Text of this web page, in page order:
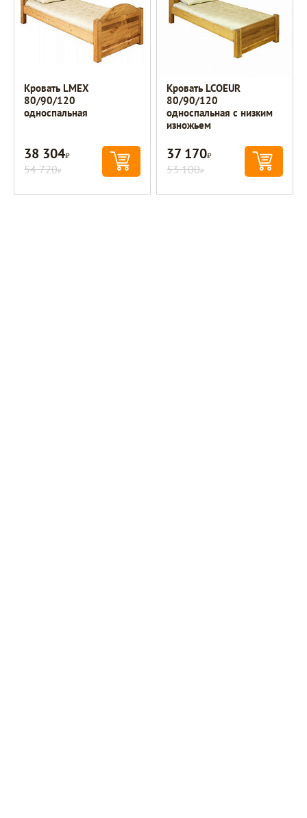
Кровать LMEX
80/90/120
односпальная
38 304Р
54 720Р
Кровать LCOEUR
80/90/120
односпальная с низким
изножьем
37 170Р
53 100Р